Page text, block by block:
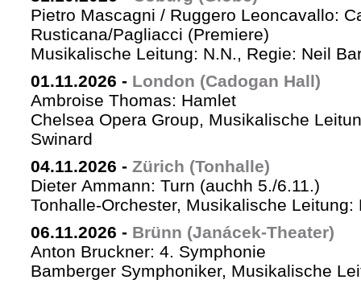
Pietro Mascagni / Ruggero Leoncavallo:
Rusticana/Pagliacci (Premiere)
Musikalische Leitung: N.N., Regie: Neil
01.11.2026 - London (Cadogan Hall)
Ambroise Thomas: Hamlet
Chelsea Opera Group, Musikalische
Swinard
04.11.2026 - Zürich (Tonhalle)
Dieter Ammann: Turn (auchh 5./6.11.)
Tonhalle-Orchester, Musikalische Leitung:
06.11.2026 - Brünn (Janácek-Theater)
Anton Bruckner: 4. Symphonie
Bamberger Symphoniker, Musikalische